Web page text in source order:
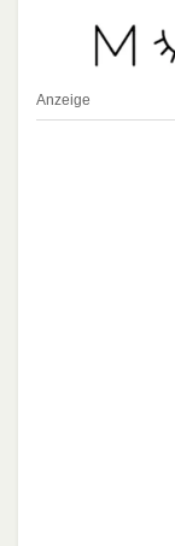
Anzeige